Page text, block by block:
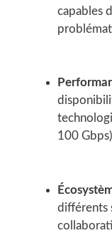
capables
100
différents